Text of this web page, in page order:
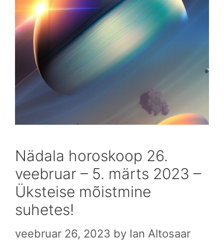
Nädala horoskoop 26.
veebruar – 5. märts 2023 –
Üksteise mõistmine
suhetes!
veebruar 26, 2023 by Ian Altosaar